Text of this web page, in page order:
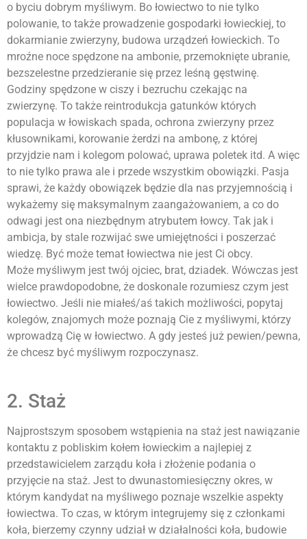
o byciu dobrym myśliwym. Bo łowiectwo to nie tylko
polowanie, to także prowadzenie gospodarki łowieckiej, to
dokarmianie zwierzyny, budowa urządzeń łowieckich. To
mroźne noce spędzone na ambonie, przemoknięte ubranie,
bezszelestne przedzieranie się przez leśną gęstwinę.
Godziny spędzone w ciszy i bezruchu czekając na
zwierzynę. To także reintrodukcja gatunków których
populacja w łowiskach spada, ochrona zwierzyny przez
kłusownikami, korowanie żerdzi na ambonę, z której
przyjdzie nam i kolegom polować, uprawa poletek itd. A więc
to nie tylko prawa ale i przede wszystkim obowiązki. Pasja
sprawi, że każdy obowiązek będzie dla nas przyjemnością i
wykażemy się maksymalnym zaangażowaniem, a co do
odwagi jest ona niezbędnym atrybutem łowcy. Tak jak i
ambicja, by stale rozwijać swe umiejętności i poszerzać
wiedzę. Być może temat łowiectwa nie jest Ci obcy.
Może myśliwym jest twój ojciec, brat, dziadek. Wówczas jest
wielce prawdopodobne, że doskonale rozumiesz czym jest
łowiectwo. Jeśli nie miałeś/aś takich możliwości, popytaj
kolegów, znajomych może poznają Cie z myśliwymi, którzy
wprowadzą Cię w łowiectwo. A gdy jesteś już pewien/pewna,
że chcesz być myśliwym rozpoczynasz.
2. Staż
Najprostszym sposobem wstąpienia na staż jest nawiązanie
kontaktu z pobliskim kołem łowieckim a najlepiej z
przedstawicielem zarządu koła i złożenie podania o
przyjęcie na staż. Jest to dwunastomiesięczny okres, w
którym kandydat na myśliwego poznaje wszelkie aspekty
łowiectwa. To czas, w którym integrujemy się z członkami
koła, bierzemy czynny udział w działalności koła, budowie